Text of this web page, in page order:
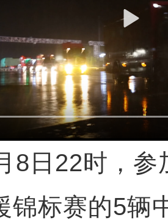
22时，参
锦标赛的5辆